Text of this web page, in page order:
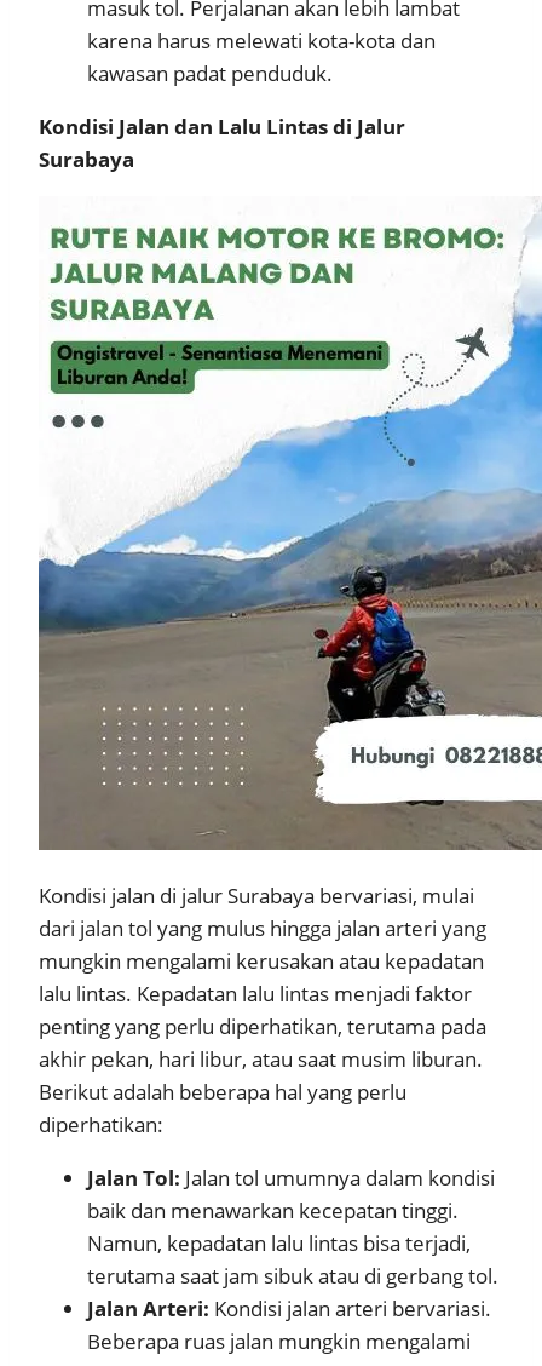
masuk tol. Perjalanan akan lebih lambat
karena harus melewati kota-kota dan
kawasan padat penduduk.
Kondisi Jalan dan Lalu Lintas di Jalur
Surabaya
Kondisi jalan di jalur Surabaya bervariasi, mulai
dari jalan tol yang mulus hingga jalan arteri yang
mungkin mengalami kerusakan atau kepadatan
lalu lintas. Kepadatan lalu lintas menjadi faktor
penting yang perlu diperhatikan, terutama pada
akhir pekan, hari libur, atau saat musim liburan.
Berikut adalah beberapa hal yang perlu
diperhatikan:
Jalan Tol: Jalan tol umumnya dalam kondisi
baik dan menawarkan kecepatan tinggi.
Namun, kepadatan lalu lintas bisa terjadi,
terutama saat jam sibuk atau di gerbang tol.
Jalan Arteri: Kondisi jalan arteri bervariasi.
Beberapa ruas jalan mungkin mengalami